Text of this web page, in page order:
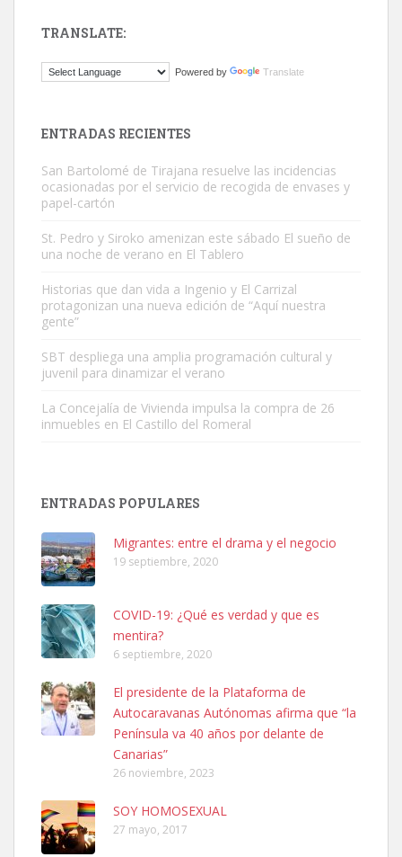
El ayuntamiento se va a llevar a Los Gatos callejeros de la zona los
Este gato macho ha aparecido en la calle hace menos de un mes,
es muy manso y extremadamente cari...
Leales.org » Gran Canaria
hembra, 4 años. Por motivos personales ...
Leales.org » Gran Canaria
SHIBA PERDIDO AVDA JOSE MESA Y LOPEZ
PERRO MACHO RAZA SHIBA CON MICROCHIP PERDIDO HOY
06/07/2025 ZONA MESA Y LOPEZ. ES MUY ASUSTADIZO
Leales.org » Gran Canaria
6.7.2025
TRANSLATE:
Powered by Translate
ENTRADAS RECIENTES
San Bartolomé de Tirajana resuelve las incidencias
ocasionadas por el servicio de recogida de envases y
papel-cartón
St. Pedro y Siroko amenizan este sábado El sueño de
una noche de verano en El Tablero
Historias que dan vida a Ingenio y El Carrizal
protagonizan una nueva edición de “Aquí nuestra
gente”
SBT despliega una amplia programación cultural y
juvenil para dinamizar el verano
La Concejalía de Vivienda impulsa la compra de 26
inmuebles en El Castillo del Romeral
ENTRADAS POPULARES
Migrantes: entre el drama y el negocio
19 septiembre, 2020
COVID-19: ¿Qué es verdad y que es
mentira?
6 septiembre, 2020
El presidente de la Plataforma de
Autocaravanas Autónomas afirma que “la
Península va 40 años por delante de
Canarias”
26 noviembre, 2023
SOY HOMOSEXUAL
27 mayo, 2017